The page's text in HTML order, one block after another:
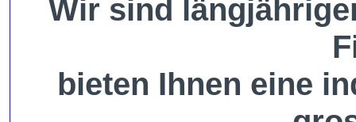
Wir sind
bieten Ihnen eine